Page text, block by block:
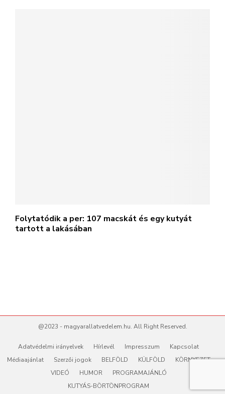
Folytatódik a per: 107 macskát és egy kutyát
tartott a lakásában
@2023 - magyarallatvedelem.hu. All Right Reserved.
Adatvédelmi irányelvek Hírlevél Impresszum
Kapcsolat
Médiaajánlat
Szerzői jogok BELFÖLD KÜLFÖLD
KÖRNYEZET
VIDEÓ
HUMOR
PROGRAMAJÁNLÓ
KUTYÁS-BÖRTÖNPROGRAM